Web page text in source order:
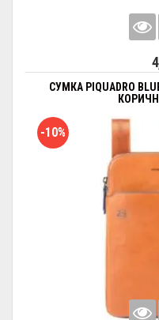
СУМКА PIQUADRO
-10%